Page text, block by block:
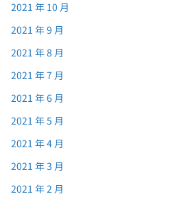
2021 年 10 月
2021 年 9 月
2021 年 8 月
2021 年 7 月
2021 年 6 月
2021 年 5 月
2021 年 4 月
2021 年 3 月
2021 年 2 月